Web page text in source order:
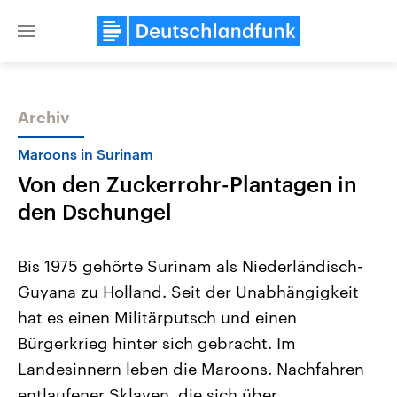
Close
Themen
Landtagswahl Sachsen-Anhalt
2026
Alle Informationen
Sachsen-Anhalt wählt am 6.
September 2026 einen neuen
Landtag. Seit 2021 wird das
Bundesland von einer Koalition aus
USA
Aktuelle Beiträge,
Hintergründe
Wirtschaftlich und
gehören die Vereinigten
den mächtigsten Ländern
mit großem Einfluss auf
Archiv
Maroons in Surinam
Von den Zuckerrohr-Plantagen in
den Dschungel
Bis 1975 gehörte Surinam als Niederländisch-
Guyana zu Holland. Seit der Unabhängigkeit
hat es einen Militärputsch und einen
Bürgerkrieg hinter sich gebracht. Im
Landesinnern leben die Maroons. Nachfahren